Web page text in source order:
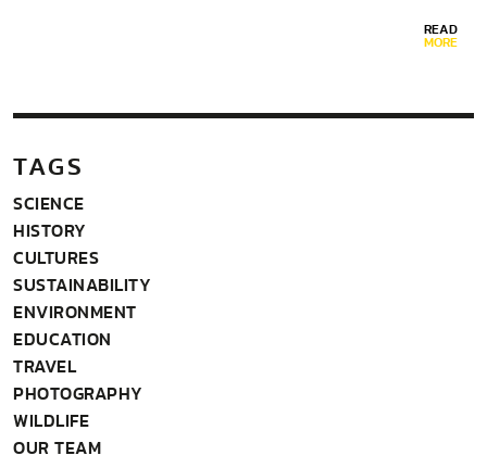
READ
MORE
TAGS
SCIENCE
HISTORY
CULTURES
SUSTAINABILITY
ENVIRONMENT
EDUCATION
TRAVEL
PHOTOGRAPHY
WILDLIFE
OUR TEAM